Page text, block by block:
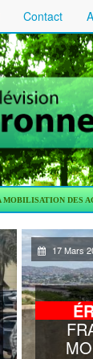
Contact
ACTEURS
17 Mars